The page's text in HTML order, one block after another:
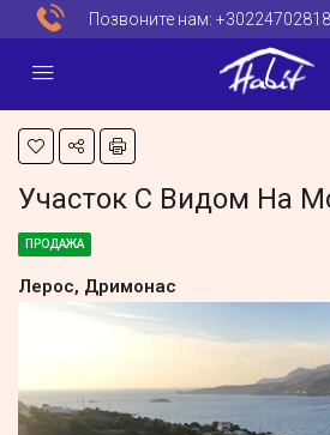
Позвоните нам:
Участок С Видом На
ПРОДАЖА
Лерос, Дримонас